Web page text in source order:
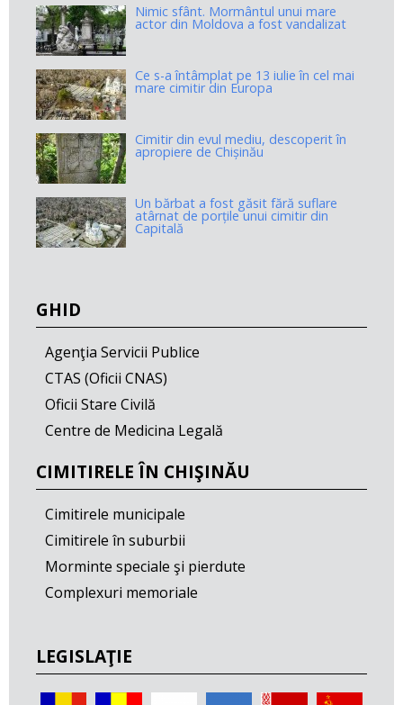
Nimic sfânt. Mormântul unui mare
actor din Moldova a fost vandalizat
Ce s-a întâmplat pe 13 iulie în cel mai
mare cimitir din Europa
Cimitir din evul mediu, descoperit în
apropiere de Chișinău
Un bărbat a fost găsit fără suflare
atârnat de porțile unui cimitir din
Capitală
GHID
Agenţia Servicii Publice
CTAS (Oficii CNAS)
Oficii Stare Civilă
Centre de Medicina Legală
CIMITIRELE ÎN CHIŞINĂU
Cimitirele municipale
Cimitirele în suburbii
Morminte speciale şi pierdute
Complexuri memoriale
LEGISLAŢIE